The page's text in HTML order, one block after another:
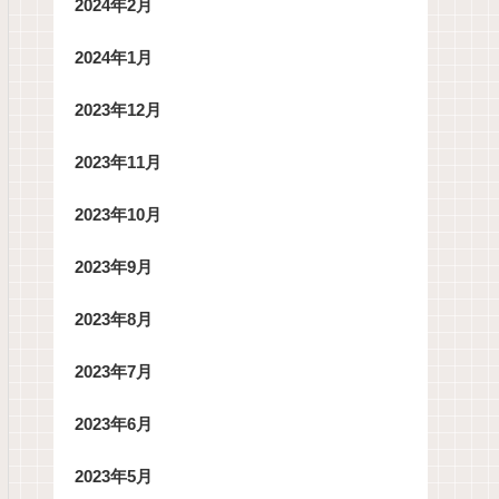
2024年2月
2024年1月
2023年12月
2023年11月
2023年10月
2023年9月
2023年8月
2023年7月
2023年6月
2023年5月